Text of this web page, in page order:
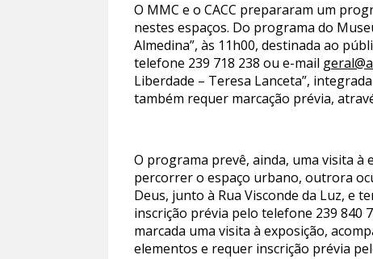
O MMC e o CACC prepararam um
nestes espaços. Do programa do
Almedina”, às 11h00, destinada ao
telefone 239 718 238 ou e-mail
Liberdade – Teresa Lanceta”,
também requer marcação prévia,
O programa prevê, ainda, uma visita à
percorrer o espaço urbano, outrora
Deus, junto à Rua Visconde da Luz, e
inscrição prévia pelo telefone 239 840
marcada uma visita à exposição,
elementos e requer inscrição prévia